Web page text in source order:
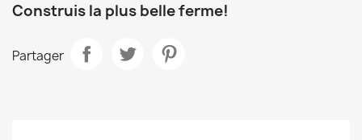
Construis la plus belle ferme!
Partager